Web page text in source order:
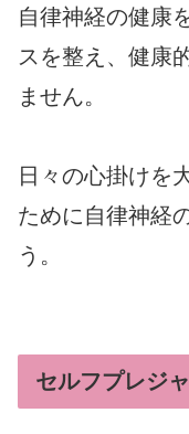
自律神経の健康
スを整え、健康
ません。
日々の心掛けを
ために自律神経
う。
セルフプレジ